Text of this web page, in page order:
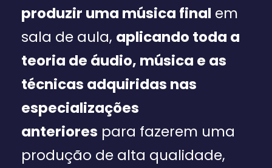
produzir uma música final em
sala de aula, aplicando toda a
teoria de áudio, música e as
técnicas adquiridas nas
especializações
anteriores para fazerem uma
produção de alta qualidade,